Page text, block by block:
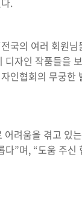
국의 여러 회원님
디자인 작품들을
인협회의 무궁한
려움을 겪고 있
다”며, “도움 주신